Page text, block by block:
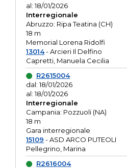
al: 18/01/2026
Interregionale
Abruzzo: Ripa Teatina (CH)
18 m
Memorial Lorena Ridolfi
13014- Arcieri Il Delfino
Capretti, Manuela Cecilia
R2615004
dal: 18/01/2026
al: 18/01/2026
Interregionale
Campania: Pozzuoli (NA)
18 m
Gara interregionale
15109 - ASD ARCO PUTEOLI
Pellegrino, Marina
R2616004